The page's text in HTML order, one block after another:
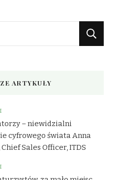
ARTYKUŁY
– niewidzialni
cyfrowego świata Anna
Sales Officer, ITDS